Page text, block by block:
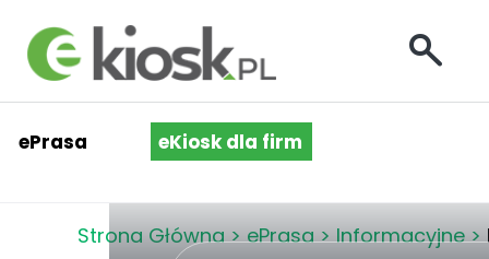
ePrasa eKiosk dla firm
Strona Główna > ePrasa > Informacyjne >